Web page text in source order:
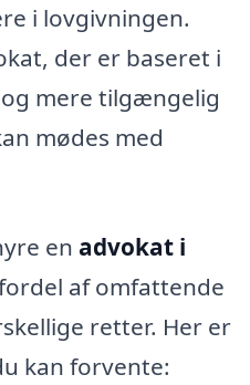
i lovgivningen.
der er baseret i
mere tilgængelig
mødes med
en advokat i
af omfattende
retter. Her er
kan forvente: